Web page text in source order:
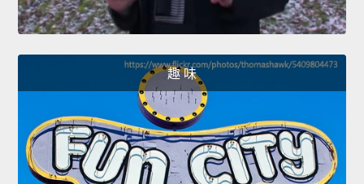
趣 味